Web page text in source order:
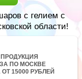
с гелием с
области!
ПО МОСКВЕ
15000 РУБЛЕЙ